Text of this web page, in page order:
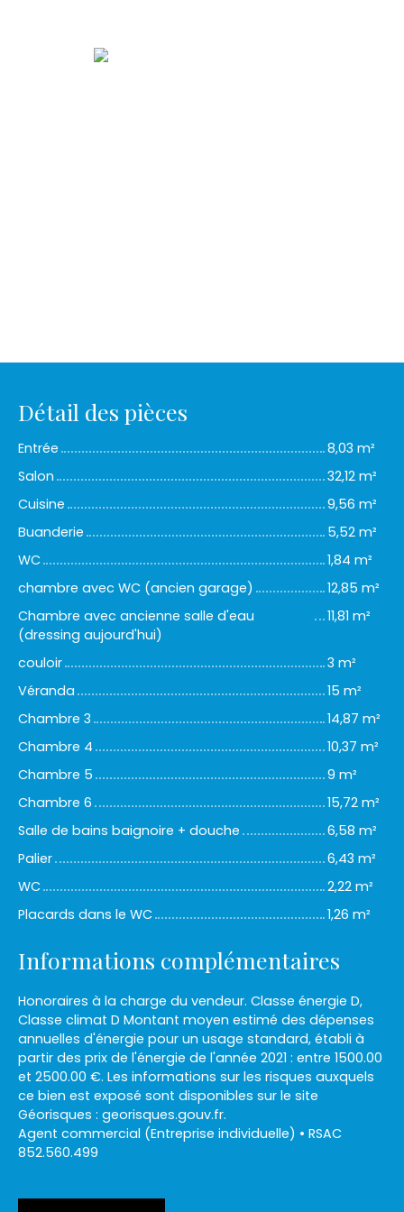
Détail des pièces
Entrée
8,03 m²
Salon
32,12 m²
Cuisine
9,56 m²
Buanderie
5,52 m²
WC
1,84 m²
chambre avec WC (ancien garage)
12,85 m²
Chambre avec ancienne salle d'eau
(dressing aujourd'hui)
11,81 m²
couloir
3 m²
Véranda
15 m²
Chambre 3
14,87 m²
Chambre 4
10,37 m²
Chambre 5
9 m²
Chambre 6
15,72 m²
Salle de bains baignoire + douche
6,58 m²
Palier
6,43 m²
WC
2,22 m²
Placards dans le WC
1,26 m²
Informations complémentaires
Honoraires à la charge du vendeur. Classe énergie D,
Classe climat D Montant moyen estimé des dépenses
annuelles d'énergie pour un usage standard, établi à
partir des prix de l'énergie de l'année 2021 : entre 1500.00
et 2500.00 €. Les informations sur les risques auxquels
ce bien est exposé sont disponibles sur le site
Géorisques : georisques.gouv.fr.
Agent commercial (Entreprise individuelle) • RSAC
852.560.499